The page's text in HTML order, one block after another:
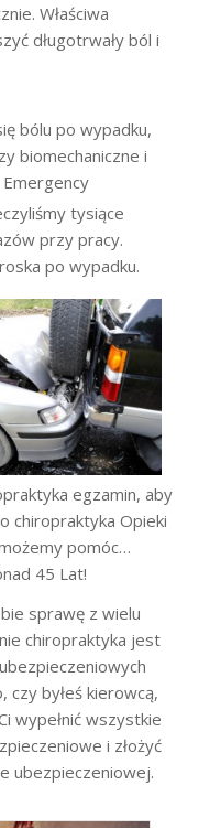
Właściwa
długotrwały ból i
bólu po wypadku,
biomechaniczne i
tysiące
przy pracy.
po wypadku.
egzamin, aby
chiropraktyka Opieki
pomóc…
45 Lat!
sprawę z wielu
chiropraktyka jest
czy byłeś kierowcą,
wypełnić wszystkie
i złożyć
ubezpieczeniowej.